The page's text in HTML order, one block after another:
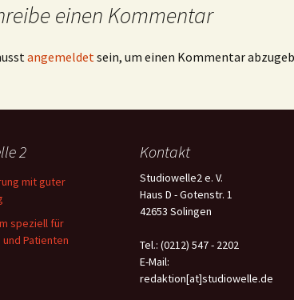
einen Kommentar
angemeldetsein, um einen Kommentar
2
mit guter
speziell für
Patienten
Kontakt
Studiowelle2 e. V.
Haus D - Gotenstr. 1
42653 Solingen
Tel.: (0212) 547 - 2202
E-Mail:
redaktion[at]studiowelle.de